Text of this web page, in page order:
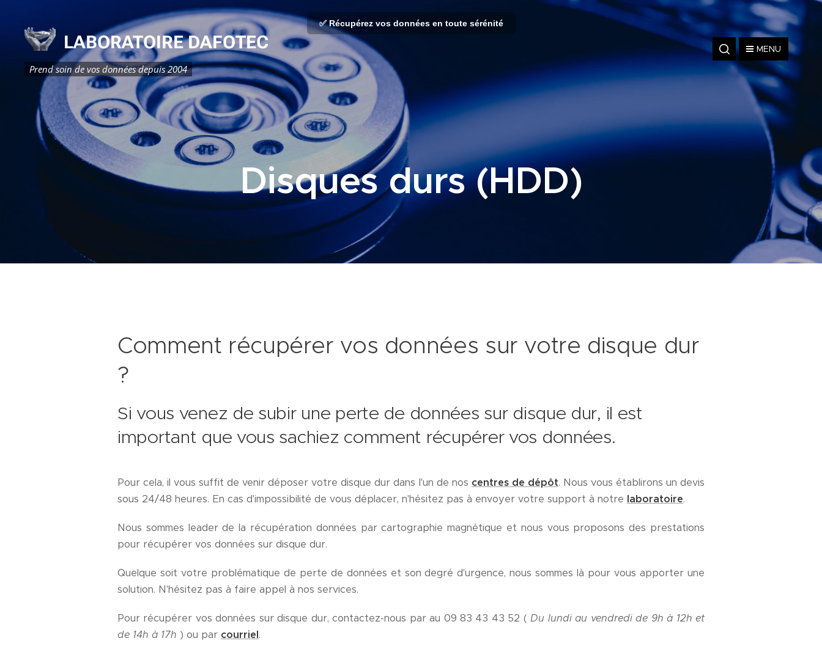
LABORATOIRE DAFOTEC
Prend soin de vos données depuis 2004
MENU
Disques durs (HDD)
Comment récupérer vos données sur votre disque dur
?
Si vous venez de subir une perte de données sur disque dur, il est
important que vous sachiez comment récupérer vos données.
Pour cela, il vous suffit de venir déposer votre disque dur dans l'un de nos centres de dépôt. Nous vous établirons un devis
sous 24/48 heures. En cas d'impossibilité de vous déplacer, n'hésitez pas à envoyer votre support à notre laboratoire.
Nous sommes leader de la récupération données par cartographie magnétique et nous vous proposons des prestations
pour récupérer vos données sur disque dur.
Quelque soit votre problématique de perte de données et son degré d'urgence, nous sommes là pour vous apporter une
solution. N'hésitez pas à faire appel à nos services.
Pour récupérer vos données sur disque dur, contactez-nous par au 09 83 43 43 52 (Du lundi au vendredi de 9h à 12h et
de 14h à 17h ) ou par courriel.
✅ Récupérez vos données en toute sérénité